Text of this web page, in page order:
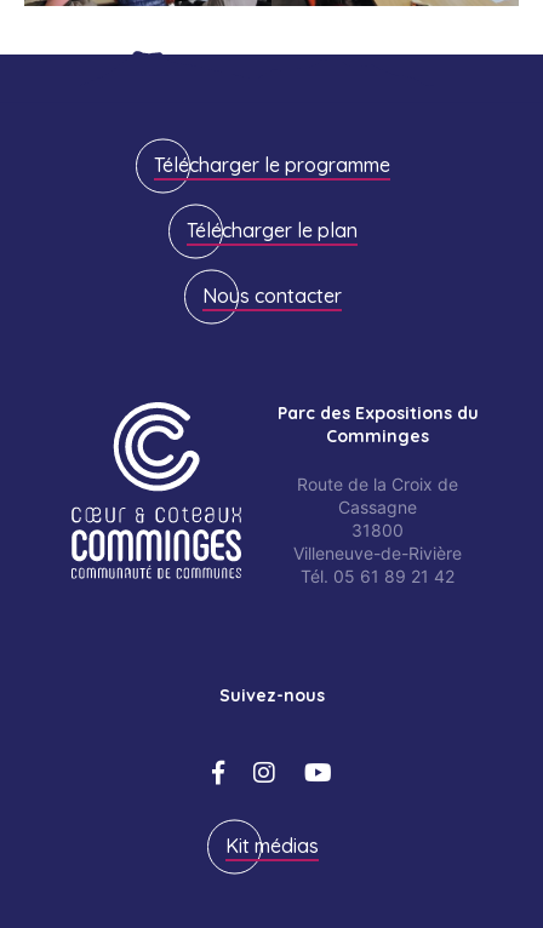
Télécharger le programme
Télécharger le plan
Nous contacter
Parc des Expositions du
Comminges
Route de la Croix de
Cassagne
31800
Villeneuve-de-Rivière
Tél. 05 61 89 21 42
Suivez-nous
Kit médias